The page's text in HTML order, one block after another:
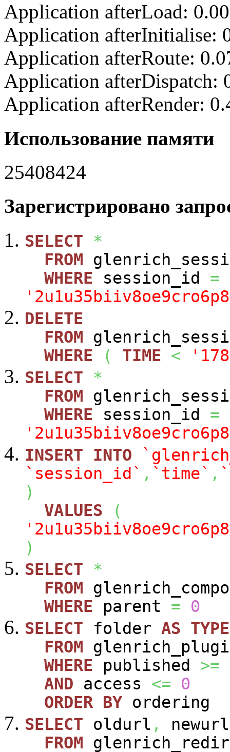
Application afterLoad:
Application afterInitialise:
Application afterRoute:
Application afterDispatch:
Application afterRender:
Использование памяти
25408424
Зарегистрировано
SELECT
*
FROM
WHERE session_id =
DELETE
FROM
WHERE
( TIME <
SELECT
*
FROM
WHERE session_id =
INSERT
INTO
`session_id` , `time` ,
)
VALUES
(
)
SELECT
*
FROM
WHERE parent =
0
SELECT folder AS TYPE
FROM
WHERE published >=
AND access <=
0
ORDER BY ordering
SELECT oldurl ,
newurl
FROM